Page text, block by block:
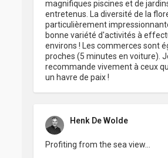
magnifiques piscines et de
entretenus. La diversité de la
particulièrement
bonne variété d'activités à
environs ! Les commerces sont
proches (5 minutes en voiture).
recommande vivement à ceux
un havre de paix !
Henk De Wolde
Profiting from the sea view...